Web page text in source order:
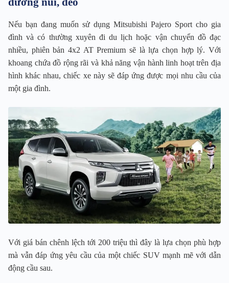
Nếu bạn đang muốn sử dụng Mitsubishi Pajero Sport cho gia
đình và có thường xuyên đi du lịch hoặc vận chuyển đồ đạc
nhiều, phiên bản 4x2 AT Premium sẽ là lựa chọn hợp lý. Với
khoang chứa đồ rộng rãi và khả năng vận hành linh hoạt trên địa
hình khác nhau, chiếc xe này sẽ đáp ứng được mọi nhu cầu của
một gia đình.
Với giá bán chênh lệch tới 200 triệu thì đây là lựa chọn phù hợp
mà vẫn đáp ứng yêu cầu của một chiếc SUV mạnh mẽ với dẫn
động cầu sau.